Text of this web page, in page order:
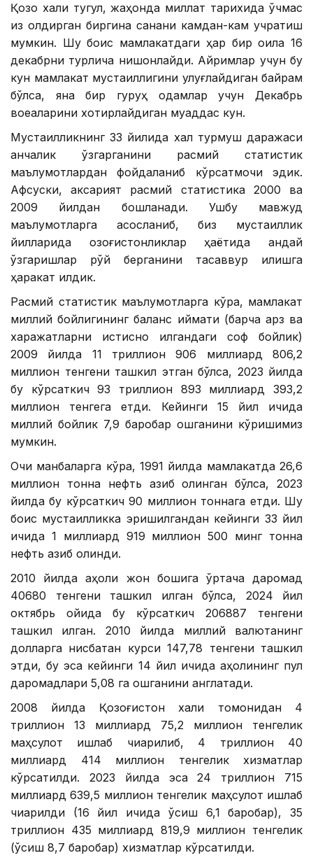
Қозоқ халқи тугул, жаҳонда миллат тарихида ўчмас
из қолдирган биргина санани камдан-кам учратиш
мумкин. Шу боис мамлакатдаги ҳар бир оила 16
декабрни турлича нишонлайди. Айримлар учун бу
кун мамлакат мустақиллигини улуғлайдиган байрам
бўлса, яна бир гуруҳ одамлар учун Декабрь
воқеаларини хотирлайдиган муқаддас кун.
Мустақилликнинг 33 йилида халқ турмуш даражаси
қанчалик ўзгарганини расмий статистик
маълумотлардан фойдаланиб кўрсатмоқчи эдик.
Афсуски, аксарият расмий статистика 2000 ва
2009 йилдан бошланади. Ушбу мавжуд
маълумотларга асосланиб, биз мустақиллик
йилларида қозоғистонликлар ҳаётида қандай
ўзгаришлар рўй берганини тасаввур қилишга
ҳаракат қилдик.
Расмий статистик маълумотларга кўра, мамлакат
миллий бойлигининг баланс қиймати (барча қарз ва
харажатларни истисно қилгандаги соф бойлик)
2009 йилда 11 триллион 906 миллиард 806,2
миллион тенгени ташкил этган бўлса, 2023 йилда
бу кўрсаткич 93 триллион 893 миллиард 393,2
миллион тенгега етди. Кейинги 15 йил ичида
миллий бойлик 7,9 баробар ошганини кўришимиз
мумкин.
Очиқ манбаларга кўра, 1991 йилда мамлакатда 26,6
миллион тонна нефть қазиб олинган бўлса, 2023
йилда бу кўрсаткич 90 миллион тоннага етди. Шу
боис мустақилликка эришилгандан кейинги 33 йил
ичида 1 миллиард 919 миллион 500 минг тонна
нефть қазиб олинди.
2010 йилда аҳоли жон бошига ўртача даромад
40680 тенгени ташкил қилган бўлса, 2024 йил
октябрь ойида бу кўрсаткич 206887 тенгени
ташкил қилган. 2010 йилда миллий валютанинг
долларга нисбатан курси 147,78 тенгени ташкил
этди, бу эса кейинги 14 йил ичида аҳолининг пул
даромадлари 5,08 га ошганини англатади.
2008 йилда Қозоғистон халқи томонидан 4
триллион 13 миллиард 75,2 миллион тенгелик
маҳсулот ишлаб чиқарилиб, 4 триллион 40
миллиард 414 миллион тенгелик хизматлар
кўрсатилди. 2023 йилда эса 24 триллион 715
миллиард 639,5 миллион тенгелик маҳсулот ишлаб
чиқарилди (16 йил ичида ўсиш 6,1 баробар), 35
триллион 435 миллиард 819,9 миллион тенгелик
(ўсиш 8,7 баробар) хизматлар кўрсатилди.